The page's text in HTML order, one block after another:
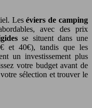
Leséviers de camping
avec des prix
se situent dans une
et 40€), tandis que les
un investissement plus
votre budget avant de
sélection et trouver le